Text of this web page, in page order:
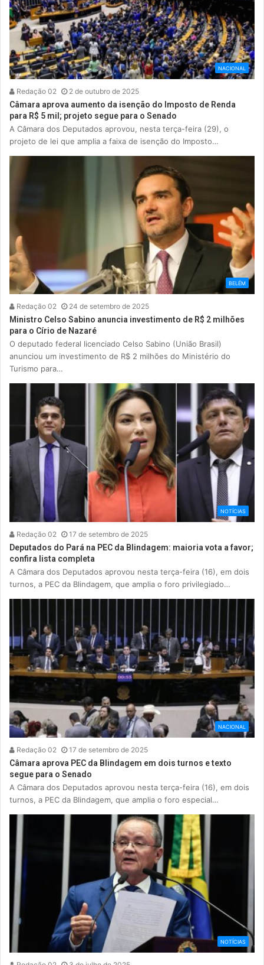
NACIONAL
Redação 02 2 de outubro de 2025
Câmara aprova aumento da isenção do Imposto de Renda
para R$ 5 mil; projeto segue para o Senado
A Câmara dos Deputados aprovou, nesta terça-feira (29), o
projeto de lei que amplia a faixa de isenção do Imposto…
BELÉM
Redação 02 24 de setembro de 2025
Ministro Celso Sabino anuncia investimento de R$ 2 milhões
para o Círio de Nazaré
O deputado federal licenciado Celso Sabino (União Brasil)
anunciou um investimento de R$ 2 milhões do Ministério do
Turismo para…
NOTÍCIAS
Redação 02 17 de setembro de 2025
Deputados do Pará na PEC da Blindagem: maioria vota a favor;
confira lista completa
A Câmara dos Deputados aprovou nesta terça-feira (16), em dois
turnos, a PEC da Blindagem, que amplia o foro privilegiado…
NACIONAL
Redação 02 17 de setembro de 2025
Câmara aprova PEC da Blindagem em dois turnos e texto
segue para o Senado
A Câmara dos Deputados aprovou nesta terça-feira (16), em dois
turnos, a PEC da Blindagem, que amplia o foro especial…
NOTÍCIAS